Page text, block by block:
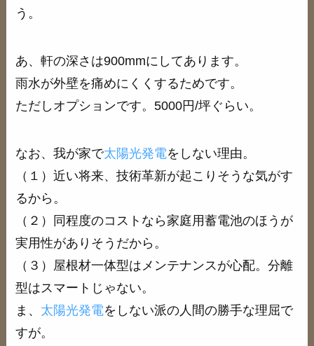
う。
あ、軒の深さは900mmにしてあります。
雨水が外壁を痛めにくくするためです。
ただしオプションです。5000円/坪ぐらい。
なお、我が家で太陽光発電をしない理由。
（１）近い将来、技術革新が起こりそうな気がす
るから。
（２）同程度のコストなら家庭用蓄電池のほうが
実用性がありそうだから。
（３）屋根材一体型はメンテナンスが心配。分離
型はスマートじゃない。
ま、 太陽光発電をしない派の人間の勝手な理屈で
すが。